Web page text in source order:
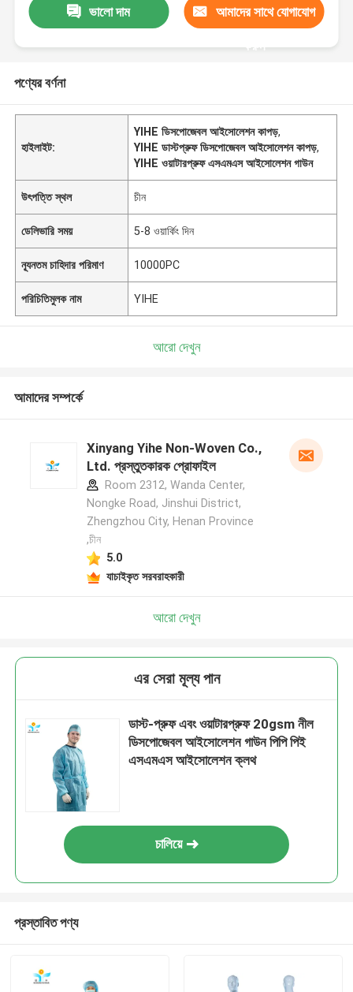
ভালো দাম আমাদের সাথে যোগাযোগ
করুন
পণ্যের বর্ণনা
হাইলাইট:
YIHE ডিসপোজেবল আইসোলেশন কাপড়,
YIHE ডাস্টপ্রুফ ডিসপোজেবল আইসোলেশন কাপড়,
YIHE ওয়াটারপ্রুফ এসএমএস আইসোলেশন গাউন
উৎপত্তি স্থল চীন
ডেলিভারি সময় 5-8 ওয়ার্কিং দিন
ন্যূনতম চাহিদার পরিমাণ 10000PC
পরিচিতিমুলক নাম YIHE
আরো দেখুন
আমাদের সম্পর্কে
Xinyang Yihe Non-Woven Co.,
Ltd. প্রস্তুতকারক প্রোফাইল
Room 2312, Wanda Center,
Nongke Road, Jinshui District,
Zhengzhou City, Henan Province
,চীন
5.0
যাচাইকৃত সরবরাহকারী
আরো দেখুন
এর সেরা মূল্য পান
ডাস্ট-প্রুফ এবং ওয়াটারপ্রুফ 20gsm নীল
ডিসপোজেবল আইসোলেশন গাউন পিপি পিই
এসএমএস আইসোলেশন ক্লথ
চালিয়ে
প্রস্তাবিত পণ্য